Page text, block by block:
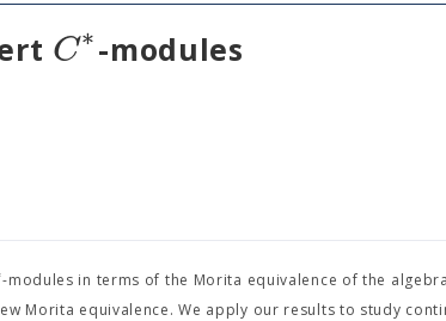
C∗-modules
-modules in terms of the Morita equivalence of the
Morita equivalence. We apply our results to study